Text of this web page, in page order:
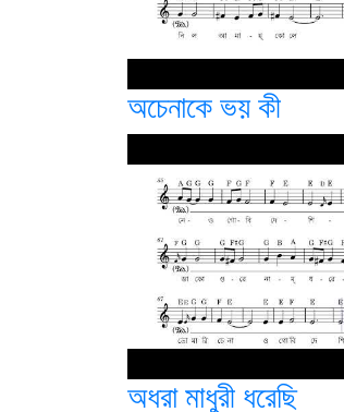
অচেনাকে ভয় কী
অধরা মাধুরী ধরেছি